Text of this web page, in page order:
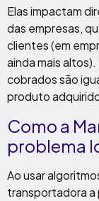
Elas impactam
das empresas,
clientes (em
ainda mais
cobrados são
produto
Como a
problema
Ao usar
transportadora a